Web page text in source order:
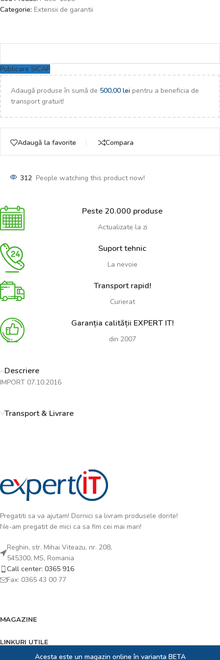
Acesta este un magazin online în varianta BETA
Categorie: Extensii de garantii
Publicare SICAP
Adaugă produse în sumă de 500,00 lei pentru a beneficia de
transport gratuit!
Adaugă la favorite Compara
312 People watching this product now!
Peste 20.000 produse
Actualizate la zi
Suport tehnic
La nevoie
Transport rapid!
Curierat
Garanția calității EXPERT IT!
din 2007
Descriere
IMPORT 07.10.2016
Transport & Livrare
Pregatiti sa va ajutam! Dornici sa livram produsele dorite!
Ne-am pregatit de mici ca sa fim cei mai mari!
Reghin, str. Mihai Viteazu, nr. 208,
545300, MS, Romania
Call center: 0365 916
Fax: 0365 43 00 77
MAGAZINE
LINKURI UTILE